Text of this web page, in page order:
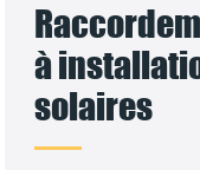
à
solaires